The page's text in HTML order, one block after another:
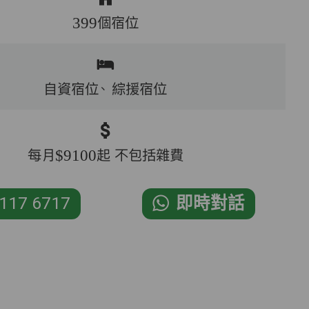
399個宿位
自資宿位、 綜援宿位
每月$9100起 不包括雜費
6717 即時對話